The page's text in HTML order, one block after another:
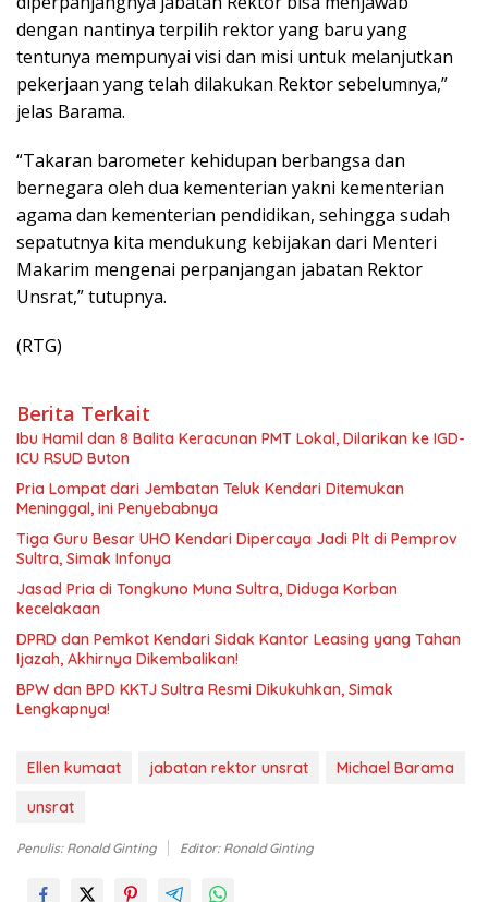
dengan nantinya terpilih rektor yang baru yang
tentunya mempunyai visi dan misi untuk melanjutkan
pekerjaan yang telah dilakukan Rektor sebelumnya,”
jelas Barama.
“Takaran barometer kehidupan berbangsa dan
bernegara oleh dua kementerian yakni kementerian
agama dan kementerian pendidikan, sehingga sudah
sepatutnya kita mendukung kebijakan dari Menteri
Makarim mengenai perpanjangan jabatan Rektor
Unsrat,” tutupnya.
(RTG)
Berita Terkait
Ibu Hamil dan 8 Balita Keracunan PMT Lokal, Dilarikan ke IGD-
ICU RSUD Buton
Pria Lompat dari Jembatan Teluk Kendari Ditemukan
Meninggal, ini Penyebabnya
Tiga Guru Besar UHO Kendari Dipercaya Jadi Plt di Pemprov
Sultra, Simak Infonya
Jasad Pria di Tongkuno Muna Sultra, Diduga Korban
kecelakaan
DPRD dan Pemkot Kendari Sidak Kantor Leasing yang Tahan
Ijazah, Akhirnya Dikembalikan!
BPW dan BPD KKTJ Sultra Resmi Dikukuhkan, Simak
Lengkapnya!
Ellen kumaat jabatan rektor unsrat
Michael Barama
unsrat
Penulis: Ronald Ginting Editor: Ronald Ginting